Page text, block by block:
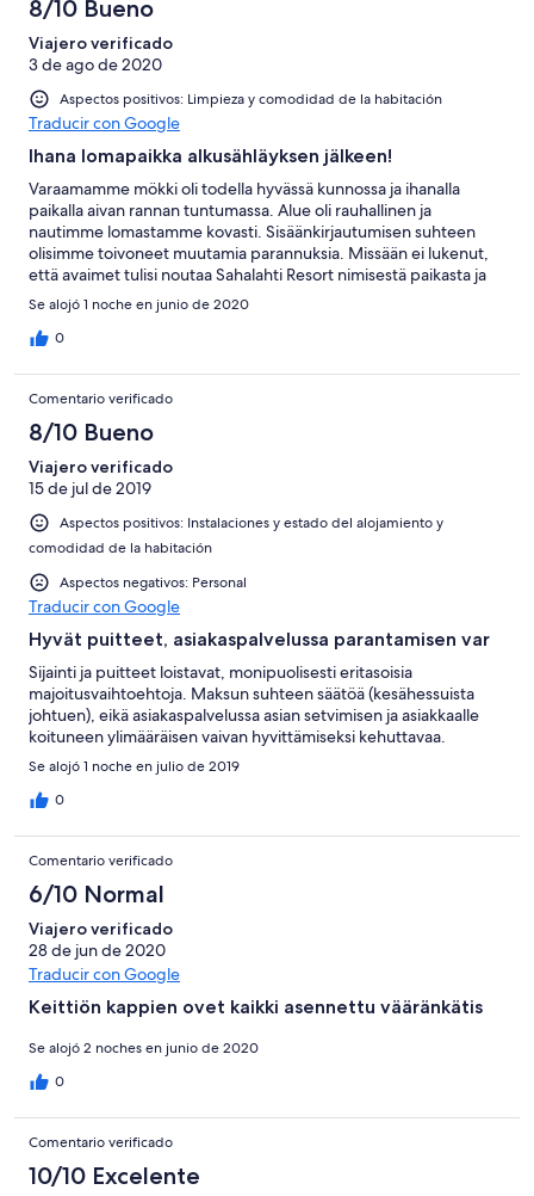
Normal
Mediocre
una
puntuación
de
8/10 Bueno
Viajero verificado
3 de ago de 2020
Aspectos positivos: Limpieza y comodidad de la habitación
Traducir con Google
Ihana lomapaikka alkusähläyksen jälkeen!
Varaamamme mökki oli todella hyvässä kunnossa ja ihanalla
paikalla aivan rannan tuntumassa. Alue oli rauhallinen ja
nautimme lomastamme kovasti. Sisäänkirjautumisen suhteen
olisimme toivoneet muutamia parannuksia. Missään ei lukenut,
että avaimet tulisi noutaa Sahalahti Resort nimisestä paikasta ja
harhailimme turhaan mökkialueella respaa etsien. Kun olimme
viimein löytäneet oikean paikan ja palasimme takaisin
mökkikylään, selvisi ettei majoitukseen kuulu petivaatteita ja
respaan hakemaan niitä. Alun edestakaisen ajelun jälkeen kaikki
sujui erittäin hyvin, mutta olisi hienoa, jos etukäteen olisi
tiedossa, että mistä saa avaimet noudettua ja respassa
varmistettaisiin, että onko asiakkaalla omat lakanat vai tarvitseeko
niitä vuokrata. Olettamus kun on, että 100e majoitukseen ne
kuuluisivat. Muutoin itse majapaikkaan ja alueeseen olimme
hyvin tyytyväisiä.
Se alojó 1 noche en junio de 2020
0
Comentario verificado
8/10 Bueno
Viajero verificado
15 de jul de 2019
Aspectos positivos: Instalaciones y estado del alojamiento y
comodidad de la habitación
Aspectos negativos: Personal
Traducir con Google
Hyvät puitteet, asiakaspalvelussa parantamisen var
Sijainti ja puitteet loistavat, monipuolisesti eritasoisia
majoitusvaihtoehtoja. Maksun suhteen säätöä (kesähessuista
johtuen), eikä asiakaspalvelussa asian setvimisen ja asiakkaalle
koituneen ylimääräisen vaivan hyvittämiseksi kehuttavaa.
Se alojó 1 noche en julio de 2019
0
Comentario verificado
6/10 Normal
Viajero verificado
28 de jun de 2020
Traducir con Google
Keittiön kappien ovet kaikki asennettu vääränkätis
Se alojó 2 noches en junio de 2020
0
Comentario verificado
10/10 Excelente